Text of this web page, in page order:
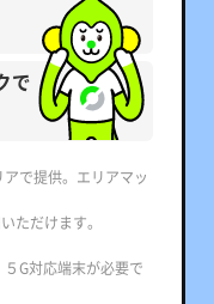
で
で提供。エリアマッ
ただけます。
G対応端末が必要で